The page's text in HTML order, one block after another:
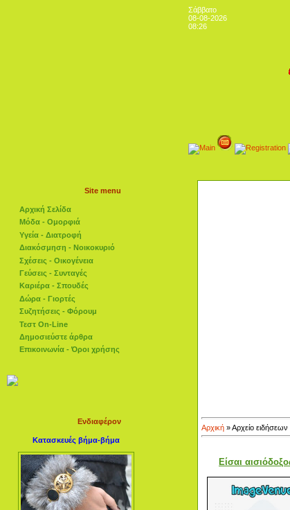
Σάββατο
08-08-2026
08:26
Site menu
Αρχική Σελίδα
Μόδα - Ομορφιά
Υγεία - Διατροφή
Διακόσμηση - Νοικοκυριό
Σχέσεις - Οικογένεια
Γεύσεις - Συνταγές
Καριέρα - Σπουδές
Δώρα - Γιορτές
Συζητήσεις - Φόρουμ
Τεστ On-Line
Δημοσιεύστε άρθρα
Επικοινωνία - Όροι χρήσης
Ενδιαφέρον
Κατασκευές βήμα-βήμα
Αρχική »Αρχείο ειδήσεων
Είσαι